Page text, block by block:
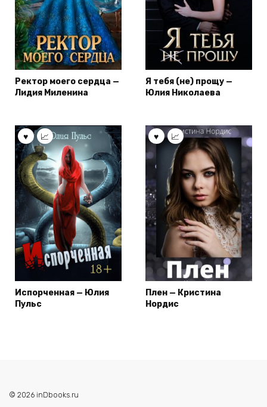
Ректор моего сердца —
Лидия Миленина
Я тебя (не) прощу —
Юлия Николаева
Испорченная — Юлия
Пульс
Плен — Кристина
Нордис
© 2026 inDbooks.ru